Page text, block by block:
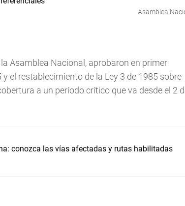
Asamblea
Asamblea Nacional, aprobaron en primer
el restablecimiento de la Ley 3 de 1985 sobre
a un período crítico que va desde el 2
conozca las vías afectadas y rutas habilitadas